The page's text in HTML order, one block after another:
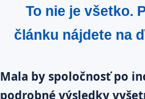
To nie je všetko.
článku nájdete na
Mala by spoločnosť po
podrobné výsledky